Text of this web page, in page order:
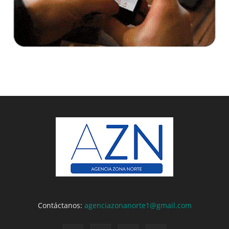
Contáctanos: agenciazonanorte1@gmail.com